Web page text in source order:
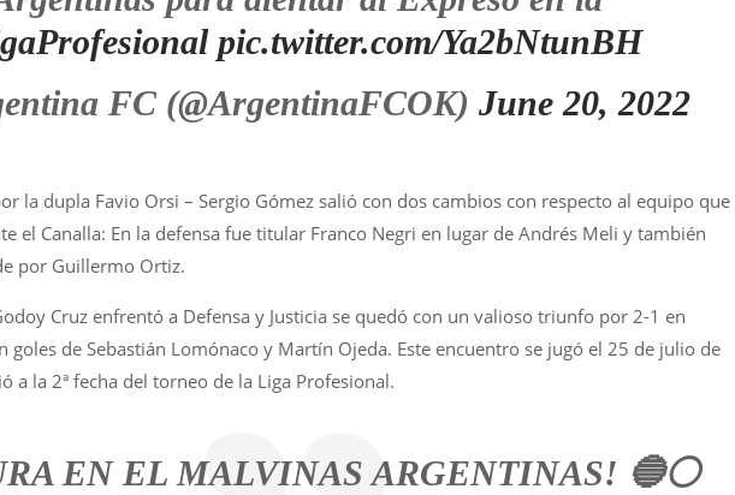
pic.twitter.com/Ya2bNtunBH
FC (@ArgentinaFCOK) June 20, 2022
la dupla Favio Orsi – Sergio Gómez salió con dos cambios con respecto al equipo que
el Canalla: En la defensa fue titular Franco Negri en lugar de Andrés Meli y también
por Guillermo Ortiz.
Cruz enfrentó a Defensa y Justicia se quedó con un valioso triunfo por 2-1 en
goles de Sebastián Lomónaco y Martín Ojeda. Este encuentro se jugó el 25 de julio de
a la 2ª fecha del torneo de la Liga Profesional.
EN EL MALVINAS ARGENTINAS! 🔵⚪️